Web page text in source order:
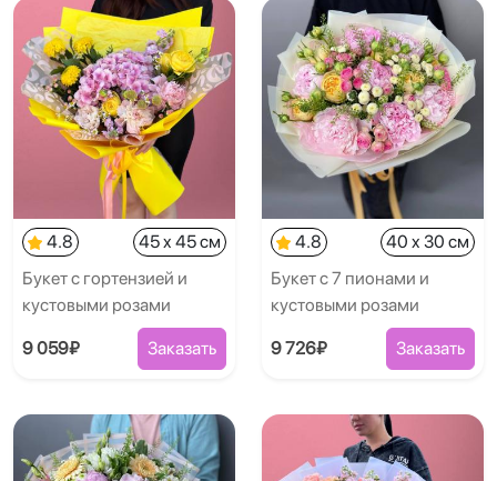
4.8
45 x 45 см
Букет с гортензией и
кустовыми розами
9 059₽ Заказать
4.8
40 x 30 см
Букет с 7 пионами и
кустовыми розами
9 726₽ Заказать